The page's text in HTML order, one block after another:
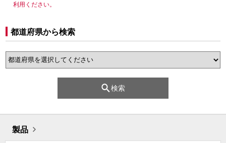
利用ください。
都道府県から検索
検索
製品